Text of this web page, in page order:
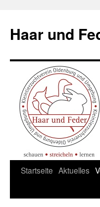
Haar und
Zum
Startseite Aktuelles